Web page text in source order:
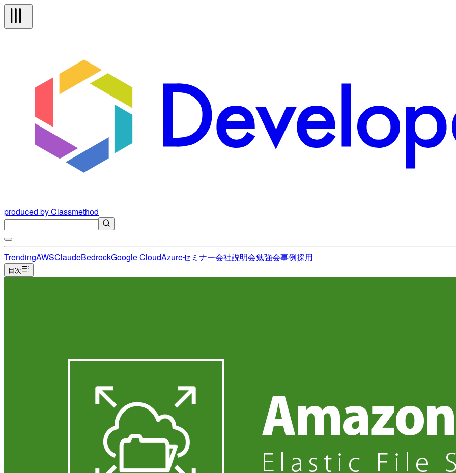
produced by Classmethod
TrendingAWSClaudeBedrockGoogle CloudAzureセミナー会社説明会勉強会事例採用
目次